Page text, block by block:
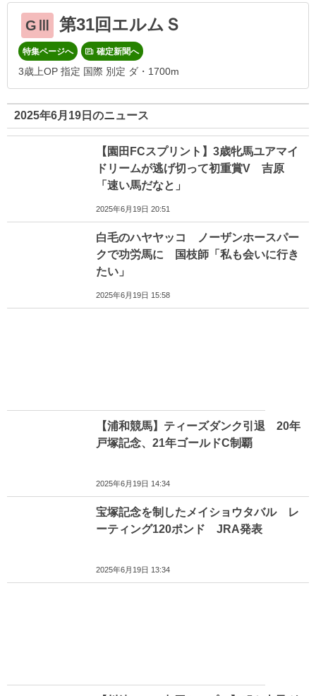
GⅢ 第31回エルムＳ
特集ページへ 確定新聞へ
3歳上OP 指定 国際 別定 ダ・1700m
2025年6月19日のニュース
【園田FCスプリント】3歳牝馬ユアマイ
ドリームが逃げ切って初重賞V 吉原
「速い馬だなと」
2025年6月19日 20:51
白毛のハヤヤッコ ノーザンホースパー
クで功労馬に 国枝師「私も会いに行き
たい」
2025年6月19日 15:58
【浦和競馬】ティーズダンク引退 20年
戸塚記念、21年ゴールドC制覇
2025年6月19日 14:34
宝塚記念を制したメイショウタバル レ
ーティング120ポンド JRA発表
2025年6月19日 13:34